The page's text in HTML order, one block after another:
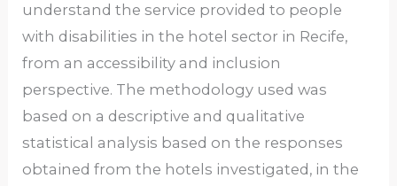
understand the service provided to people
with disabilities in the hotel sector in Recife,
from an accessibility and inclusion
perspective. The methodology used was
based on a descriptive and qualitative
statistical analysis based on the responses
obtained from the hotels investigated, in the